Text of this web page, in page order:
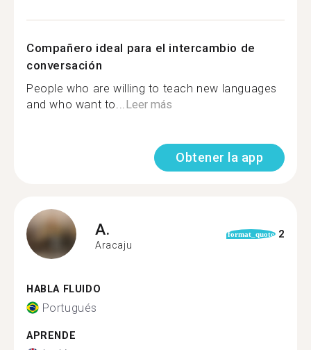
Compañero ideal para el intercambio de
conversación
People who are willing to teach new languages
and who want to...Leer más
Obtener la app
A.
Aracaju
format_quote 2
HABLA FLUIDO
Portugués
APRENDE